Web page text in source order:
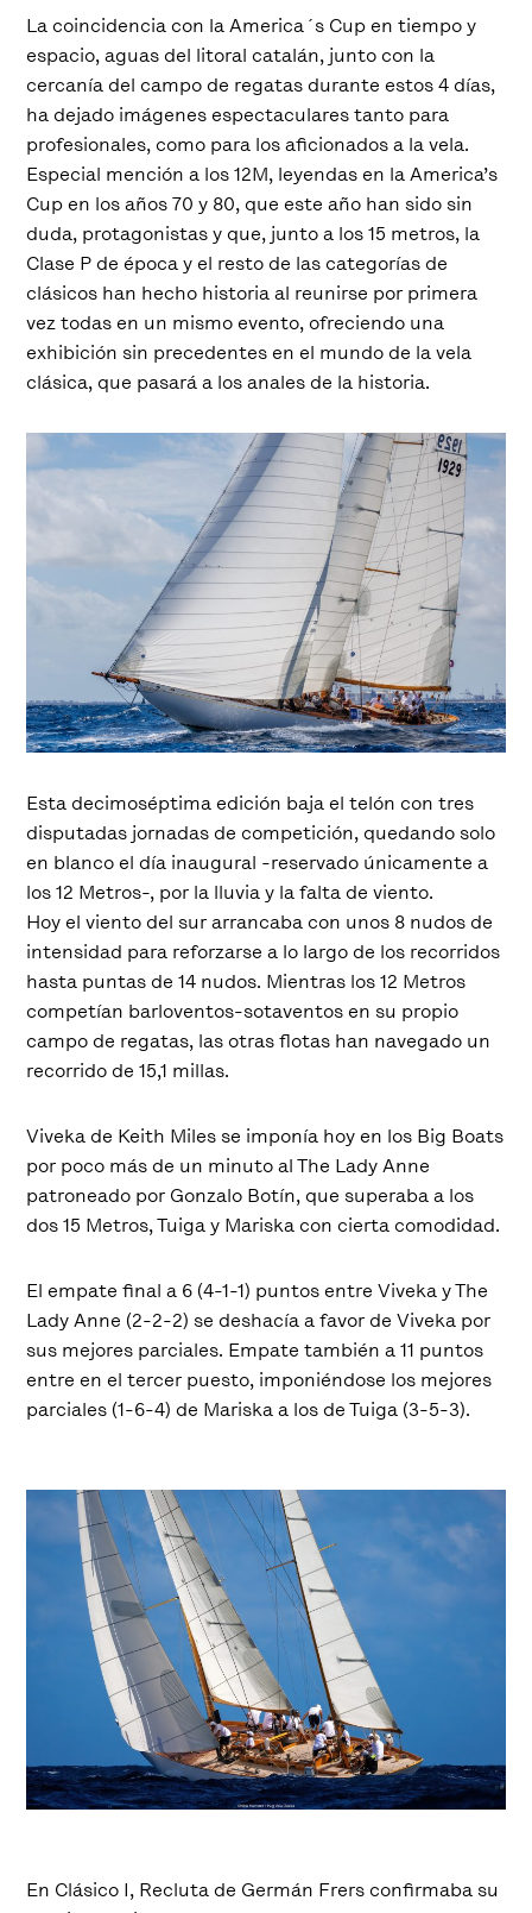
La coincidencia con la America´s Cup en tiempo y
espacio, aguas del litoral catalán, junto con la
cercanía del campo de regatas durante estos 4 días,
ha dejado imágenes espectaculares tanto para
profesionales, como para los aficionados a la vela.
Especial mención a los 12M, leyendas en la America’s
Cup en los años 70 y 80, que este año han sido sin
duda, protagonistas y que, junto a los 15 metros, la
Clase P de época y el resto de las categorías de
clásicos han hecho historia al reunirse por primera
vez todas en un mismo evento, ofreciendo una
exhibición sin precedentes en el mundo de la vela
clásica, que pasará a los anales de la historia.
Esta decimoséptima edición baja el telón con tres
disputadas jornadas de competición, quedando solo
en blanco el día inaugural -reservado únicamente a
los 12 Metros-, por la lluvia y la falta de viento.
Hoy el viento del sur arrancaba con unos 8 nudos de
intensidad para reforzarse a lo largo de los recorridos
hasta puntas de 14 nudos. Mientras los 12 Metros
competían barloventos-sotaventos en su propio
campo de regatas, las otras flotas han navegado un
recorrido de 15,1 millas.
Viveka de Keith Miles se imponía hoy en los Big Boats
por poco más de un minuto al The Lady Anne
patroneado por Gonzalo Botín, que superaba a los
dos 15 Metros, Tuiga y Mariska con cierta comodidad.
El empate final a 6 (4-1-1) puntos entre Viveka y The
Lady Anne (2-2-2) se deshacía a favor de Viveka por
sus mejores parciales. Empate también a 11 puntos
entre en el tercer puesto, imponiéndose los mejores
parciales (1-6-4) de Mariska a los de Tuiga (3-5-3).
En Clásico I, Recluta de Germán Frers confirmaba su